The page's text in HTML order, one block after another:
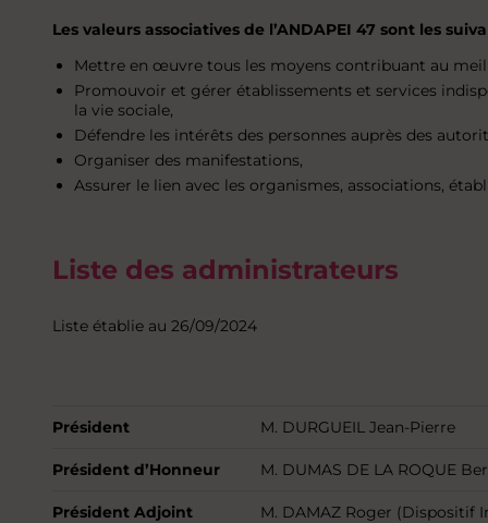
Les valeurs associatives de l’ANDAPEI 47 sont les
Mettre en œuvre tous les moyens contribuant au
Promouvoir et gérer établissements et services
la vie sociale,
Défendre les intérêts des personnes auprès des
Organiser des manifestations,
Assurer le lien avec les organismes, associations,
Liste des administrateurs
Liste établie au 26/09/2024
Président M. DURGUEIL Jean-Pierre
Président d’Honneur M. DUMAS DE LA ROQUE
Président Adjoint M. DAMAZ Roger (Dispositif